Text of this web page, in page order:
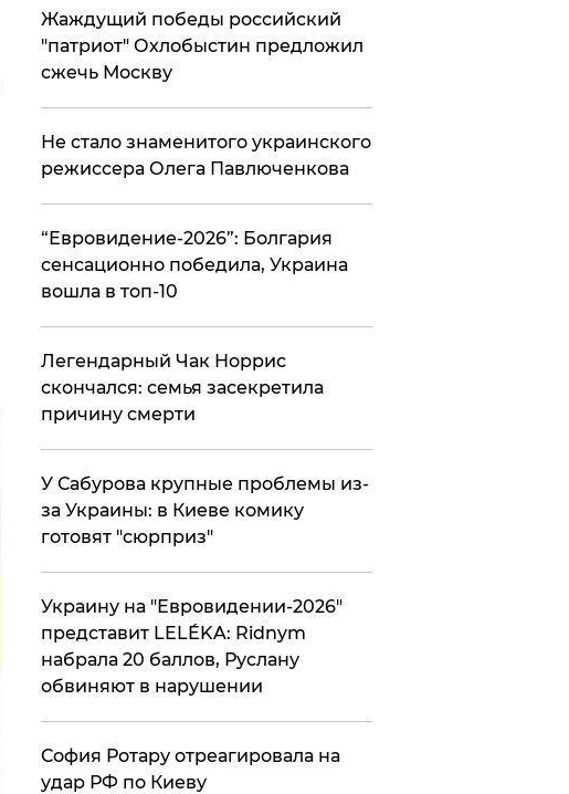
Жаждущий победы российский
"патриот" Охлобыстин предложил
сжечь Москву
Не стало знаменитого украинского
режиссера Олега Павлюченкова
​“Евровидение-2026”: Болгария
сенсационно победила, Украина
вошла в топ-10
​Легендарный Чак Норрис
скончался: семья засекретила
причину смерти
У Сабурова крупные проблемы из-
за Украины: в Киеве комику
готовят "сюрприз"
Украину на "Евровидении-2026"
представит LELÉKA: Ridnym
набрала 20 баллов, Руслану
обвиняют в нарушении
София Ротару отреагировала на
удар РФ по Киеву